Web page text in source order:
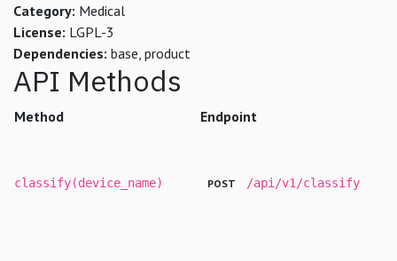
Category: Medical
License: LGPL-3
Dependencies: base, product
API Methods
Method Endpoint
classify(device_name) POST /api/v1/classify